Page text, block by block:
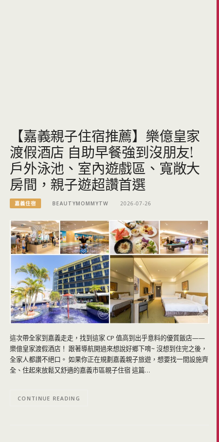
【嘉義親子住宿推薦】樂億皇家
渡假酒店 自助早餐強到沒朋友!
戶外泳池、室內遊戲區、寬敞大
房間，親子遊超讚首選
嘉義住宿 BEAUTYMOMMYTW 2026-07-26
這次帶全家到嘉義走走，找到這家 CP 值高到出乎意料的優質飯店——
樂億皇家渡假酒店！ 跟著導航開過來想說好鄉下唷~ 沒想到住完之後，
全家人都讚不絕口。 如果你正在規劃嘉義親子旅遊，想要找一間設施齊
全、住起來放鬆又舒適的嘉義市區親子住宿 這篇…
CONTINUE READING